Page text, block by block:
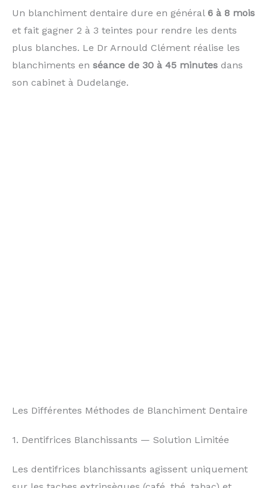
Un blanchiment dentaire dure en général 6 à 8 mois
et fait gagner 2 à 3 teintes pour rendre les dents
plus blanches. Le Dr Arnould Clément réalise les
blanchiments en séance de 30 à 45 minutes dans
son cabinet à Dudelange.
Les Différentes Méthodes de Blanchiment Dentaire
1. Dentifrices Blanchissants — Solution Limitée
Les dentifrices blanchissants agissent uniquement